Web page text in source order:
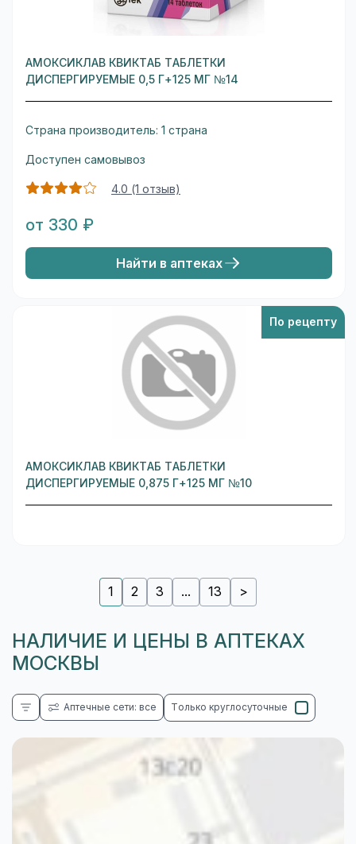
АМОКСИКЛАВ КВИКТАБ ТАБЛЕТКИ
ДИСПЕРГИРУЕМЫЕ 0,5 Г+125 МГ №14
Страна производитель: 1 страна
Доступен самовывоз
4.0 (1 отзыв)
от 330 ₽
Найти в аптеках
По рецепту
АМОКСИКЛАВ КВИКТАБ ТАБЛЕТКИ
ДИСПЕРГИРУЕМЫЕ 0,875 Г+125 МГ №10
1 2 3 ... 13 >
НАЛИЧИЕ И ЦЕНЫ В АПТЕКАХ
МОСКВЫ
Аптечные сети: все Только круглосуточные